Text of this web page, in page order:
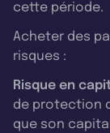
cette période.
Acheter des
risques :
Risque en
de protection
que son